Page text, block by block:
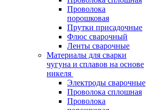
Проволока
порошковая
Прутки присадочные
Флюс сварочный
Ленты сварочные
Материалы для сварки
чугуна и сплавов на основе
никеля
Электроды сварочные
Проволока сплошная
Проволока